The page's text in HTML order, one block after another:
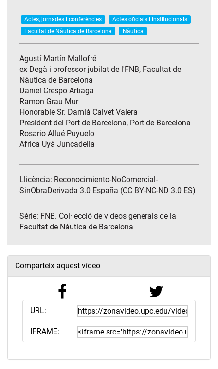
Actes, jornades i conferències
Actes oficials i institucionals
Facultat de Nàutica de Barcelona
Nàutica
Agustí Martín Mallofré
ex Degà i professor jubilat de l'FNB, Facultat de
Nàutica de Barcelona
Daniel Crespo Artiaga
Ramon Grau Mur
Honorable Sr. Damià Calvet Valera
President del Port de Barcelona, Port de Barcelona
Rosario Allué Puyuelo
Africa Uyà Juncadella
Llicència: Reconocimiento-NoComercial-
SinObraDerivada 3.0 España (CC BY-NC-ND 3.0 ES)
Sèrie: FNB. Col·lecció de videos generals de la
Facultat de Nàutica de Barcelona
Comparteix aquest vídeo
URL:
IFRAME: